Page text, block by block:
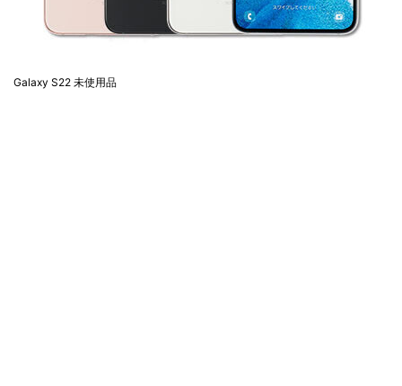
Galaxy S22 未使用品